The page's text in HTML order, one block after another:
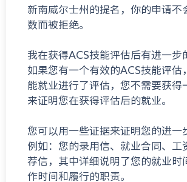
新南威尔士州的提名，你的申请不
数而被拒绝。
我在获得ACS技能评估后有进一步
如果您有一个有效的ACS技能评估
能就业进行了评估，您不需要获得
来证明您在获得评估后的就业。
您可以用一些证据来证明您的进一
例如：您的录用信、就业合同、工
荐信，其中详细说明了您的就业时
作时间和履行的职责。